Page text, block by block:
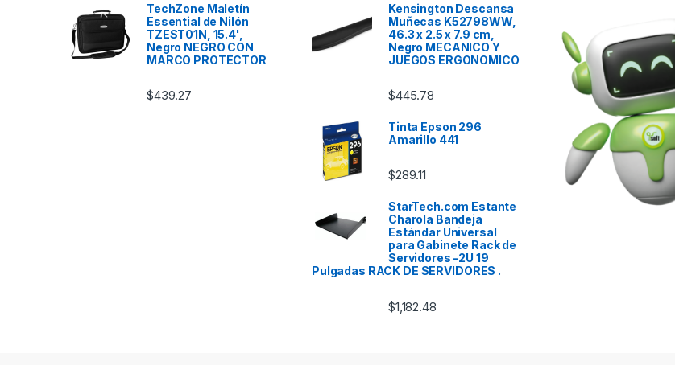
TechZone Maletín
Essential de Nilón
TZEST01N, 15.4',
Negro NEGRO CON
MARCO PROTECTOR
$439.27
Kensington Descansa
Muñecas K52798WW,
46.3 x 2.5 x 7.9 cm,
Negro MECANICO Y
JUEGOS ERGONOMICO
$445.78
Tinta Epson 296
Amarillo 441
$289.11
StarTech.com Estante
Charola Bandeja
Estándar Universal
para Gabinete Rack de
Servidores -2U 19
Pulgadas RACK DE SERVIDORES .
$1,182.48